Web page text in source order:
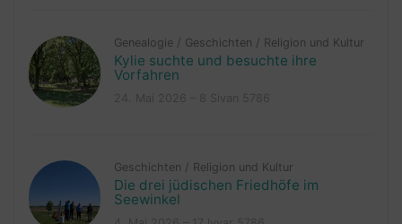
Genealogie / Geschichten / Religion und Kultur
Kylie suchte und besuchte ihre
Vorfahren
Geschichten / Religion und Kultur
Die drei jüdischen Friedhöfe im
Seewinkel